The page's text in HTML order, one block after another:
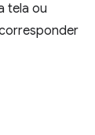
tela ou